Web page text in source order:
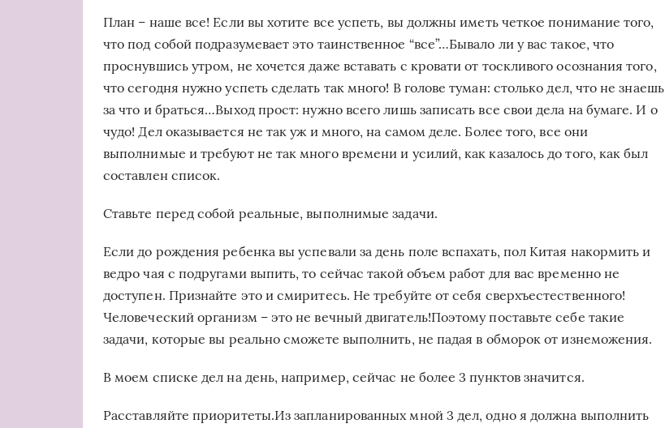
План – наше все! Если вы хотите все успеть, вы должны иметь четкое понимание того,
что под собой подразумевает это таинственное “все”…Бывало ли у вас такое, что
проснувшись утром, не хочется даже вставать с кровати от тоскливого осознания того,
что сегодня нужно успеть сделать так много! В голове туман: столько дел, что не знаешь
за что и браться…Выход прост: нужно всего лишь записать все свои дела на бумаге. И о
чудо! Дел оказывается не так уж и много, на самом деле. Более того, все они
выполнимые и требуют не так много времени и усилий, как казалось до того, как был
составлен список.
Ставьте перед собой реальные, выполнимые задачи.
Если до рождения ребенка вы успевали за день поле вспахать, пол Китая накормить и
ведро чая с подругами выпить, то сейчас такой объем работ для вас временно не
доступен. Признайте это и смиритесь. Не требуйте от себя сверхъестественного!
Человеческий организм – это не вечный двигатель!Поэтому поставьте себе такие
задачи, которые вы реально сможете выполнить, не падая в обморок от изнеможения.
В моем списке дел на день, например, сейчас не более 3 пунктов значится.
Расставляйте приоритеты.Из запланированных мной 3 дел, одно я должна выполнить